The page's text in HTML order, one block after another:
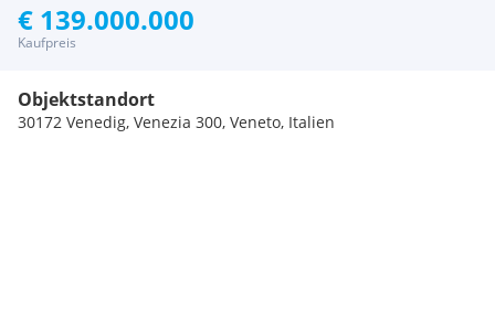
€ 139.000.000
Kaufpreis
Objektstandort
30172 Venedig, Venezia 300, Veneto, Italien